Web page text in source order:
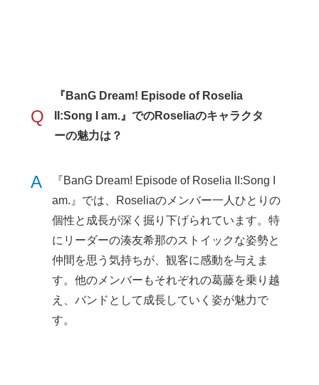
Q
『BanG Dream! Episode of Roselia
II:Song I am.』でのRoseliaのキャラクタ
ーの魅力は？
A
『BanG Dream! Episode of Roselia II:Song I
am.』では、Roseliaのメンバー一人ひとりの
個性と成長が深く掘り下げられています。特
にリーダーの湊友希那のストイックな姿勢と
仲間を思う気持ちが、観客に感動を与えま
す。他のメンバーもそれぞれの葛藤を乗り越
え、バンドとして成長していく姿が魅力で
す。